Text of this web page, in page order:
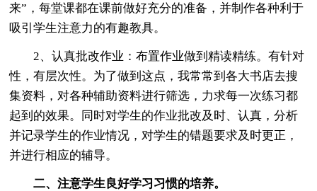
来”，每堂课都在课前做好充分的准备，并制作各种利于
吸引学生注意力的有趣教具。
2、认真批改作业：布置作业做到精读精练。有针对
性，有层次性。为了做到这点，我常常到各大书店去搜
集资料，对各种辅助资料进行筛选，力求每一次练习都
起到的效果。同时对学生的作业批改及时、认真，分析
并记录学生的作业情况，对学生的错题要求及时更正，
并进行相应的辅导。
二、注意学生良好学习习惯的培养。